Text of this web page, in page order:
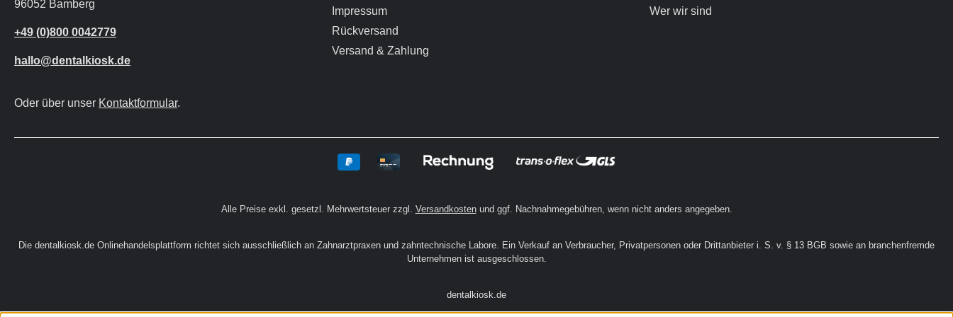
96052 Bamberg
+49 (0)800 0042779
hallo@dentalkiosk.de
Oder über unser Kontaktformular.
Impressum
Rückversand
Versand & Zahlung
Wer wir sind
Alle Preise exkl. gesetzl. Mehrwertsteuer zzgl. Versandkostenund ggf. Nachnahmegebühren, wenn nicht anders angegeben.
Die dentalkiosk.de Onlinehandelsplattform richtet sich ausschließlich an Zahnarztpraxen und zahntechnische Labore. Ein Verkauf an Verbraucher, Privatpersonen oder Drittanbieter i. S. v. § 13 BGB sowie an branchenfremde
Unternehmen ist ausgeschlossen.
dentalkiosk.de